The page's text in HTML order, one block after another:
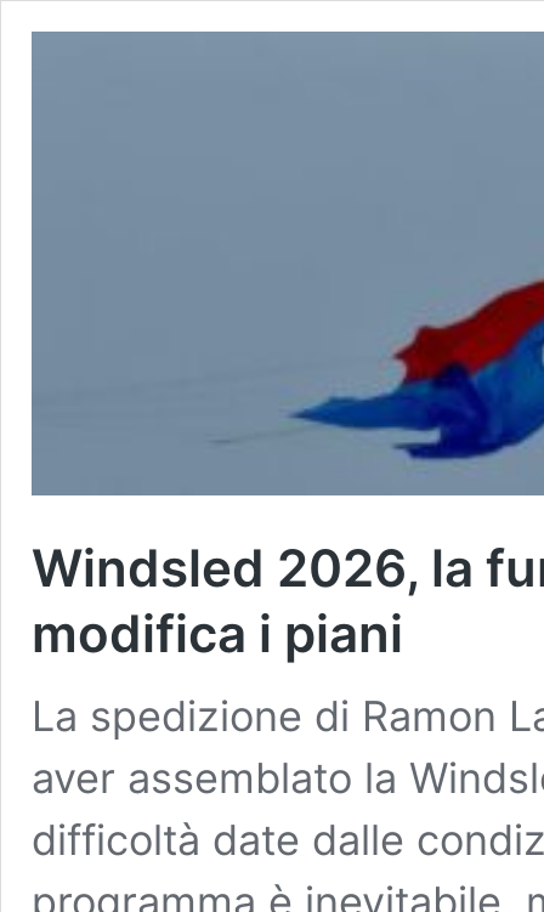
Windsled 2026, la
modifica i piani
La spedizione di Ramon
aver assemblato la
difficoltà date dalle